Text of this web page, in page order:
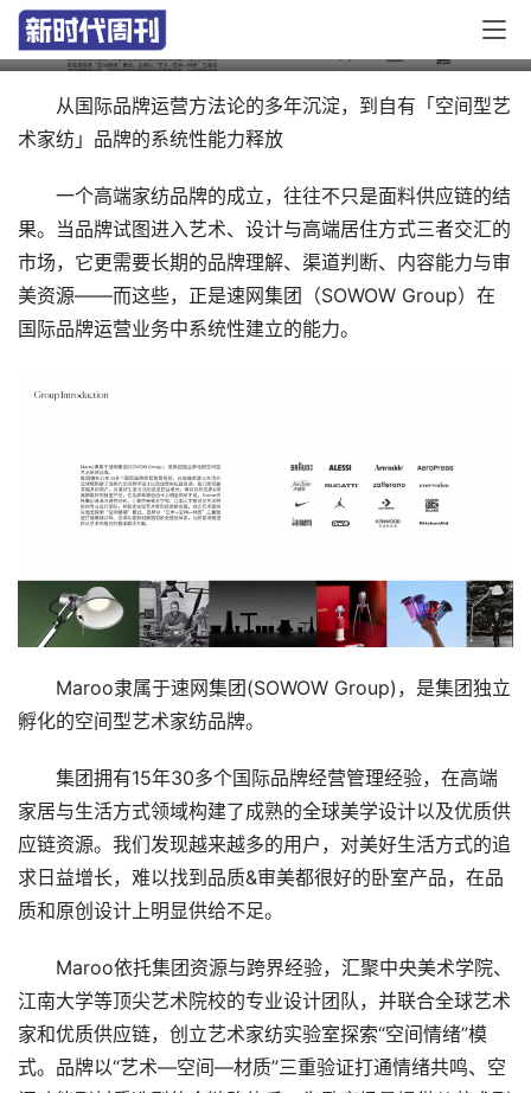
是一次有据可查的战略必然
从国际品牌运营方法论的多年沉淀，到自有「空间型艺
术家纺」品牌的系统性能力释放
一个高端家纺品牌的成立，往往不只是面料供应链的结
果。当品牌试图进入艺术、设计与高端居住方式三者交汇的
市场，它更需要长期的品牌理解、渠道判断、内容能力与审
美资源——而这些，正是速网集团（SOWOW Group）在
国际品牌运营业务中系统性建立的能力。
Maroo隶属于速网集团(SOWOW Group)，是集团独立
孵化的空间型艺术家纺品牌。
集团拥有15年30多个国际品牌经营管理经验，在高端
家居与生活方式领域构建了成熟的全球美学设计以及优质供
应链资源。我们发现越来越多的用户，对美好生活方式的追
求日益增长，难以找到品质&审美都很好的卧室产品，在品
质和原创设计上明显供给不足。
Maroo依托集团资源与跨界经验，汇聚中央美术学院、
江南大学等顶尖艺术院校的专业设计团队，并联合全球艺术
家和优质供应链，创立艺术家纺实验室探索“空间情绪”模
式。品牌以“艺术—空间—材质”三重验证打通情绪共鸣、空